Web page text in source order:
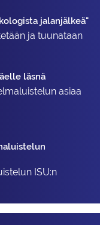
jalanjälkeä"
ja tuunataan
läsnä
asiaa
ISU:n